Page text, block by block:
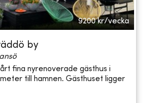
9200 kr/vecka
by
fina nyrenoverade gästhus i
till hamnen. Gästhuset ligger